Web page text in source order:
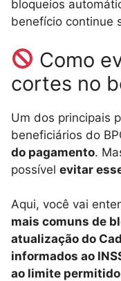
bloqueios
benefício continue
Como
cortes no
Um dos principais
beneficiários do
do pagamento.
possível evitar
Aqui, você vai
mais comuns de
atualização do
informados ao
ao limite permitido